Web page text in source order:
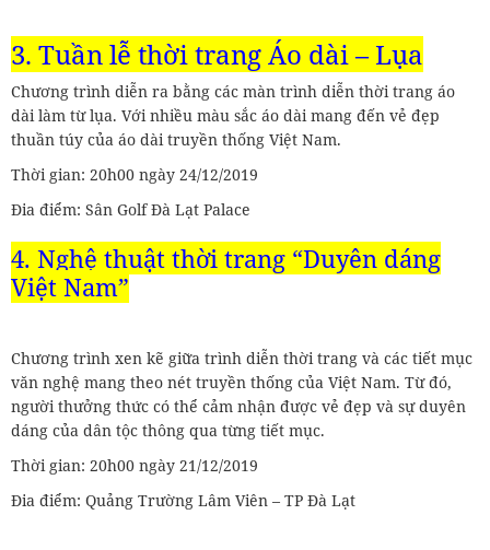
3. Tuần lễ thời trang Áo dài – Lụa
Chương trình diễn ra bằng các màn trình diễn thời trang áo
dài làm từ lụa. Với nhiều màu sắc áo dài mang đến vẻ đẹp
thuần túy của áo dài truyền thống Việt Nam.
Thời gian: 20h00 ngày 24/12/2019
Đia điểm: Sân Golf Đà Lạt Palace
4. Nghệ thuật thời trang “Duyên dáng
Việt Nam”
Chương trình xen kẽ giữa trình diễn thời trang và các tiết mục
văn nghệ mang theo nét truyền thống của Việt Nam. Từ đó,
người thưởng thức có thể cảm nhận được vẻ đẹp và sự duyên
dáng của dân tộc thông qua từng tiết mục.
Thời gian: 20h00 ngày 21/12/2019
Đia điểm: Quảng Trường Lâm Viên – TP Đà Lạt